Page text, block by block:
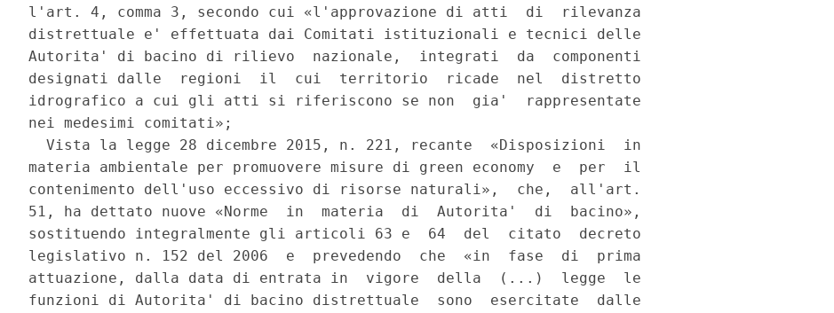
l'art. 4, comma 3, secondo cui «l'approvazione di atti  di  rilevanza
distrettuale e' effettuata dai Comitati istituzionali e tecnici delle
Autorita' di bacino di rilievo  nazionale,  integrati  da  componenti
designati dalle  regioni  il  cui  territorio  ricade  nel  distretto
idrografico a cui gli atti si riferiscono se non  gia'  rappresentate
nei medesimi comitati»;
  Vista la legge 28 dicembre 2015, n. 221, recante  «Disposizioni  in
materia ambientale per promuovere misure di green economy  e  per  il
contenimento dell'uso eccessivo di risorse naturali»,  che,  all'art.
51, ha dettato nuove «Norme  in  materia  di  Autorita'  di  bacino»,
sostituendo integralmente gli articoli 63 e  64  del  citato  decreto
legislativo n. 152 del 2006  e  prevedendo  che  «in  fase  di  prima
attuazione, dalla data di entrata in  vigore  della  (...)  legge  le
funzioni di Autorita' di bacino distrettuale  sono  esercitate  dalle